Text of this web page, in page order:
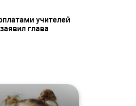
учителей
глава